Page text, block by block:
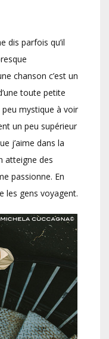
dis parfois qu’il
chanson c’est un
toute petite
peu mystique à voir
un peu supérieur
j’aime dans la
atteigne des
passionne. En
les gens voyagent.